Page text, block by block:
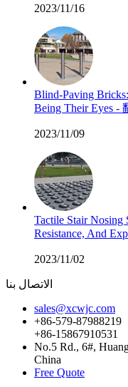
2023/11/16
Blind-Paving
Being Their Eyes -
2023/11/09
Tactile Stair Nosing
Resistance, And
2023/11/02
الاتصال بنا
sales@xcwjc.com
+86-579-87988219
+86-15867910531
No.5 Rd., 6#,
China
Free Quote